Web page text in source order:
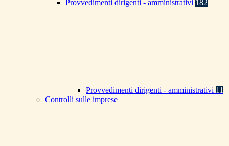
Provvedimenti dirigenti - amministrativi 182
Provvedimenti dirigenti - amministrativi 11
Controlli sulle imprese